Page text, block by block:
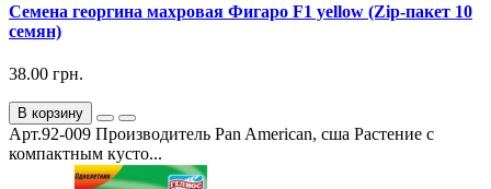
Семена георгина махровая Фигаро F1 yellow (Zip-пакет 10
семян)
38.00 грн.
В корзину
Арт.92-009 Производитель Pan American, сша Растение с
компактным кусто...